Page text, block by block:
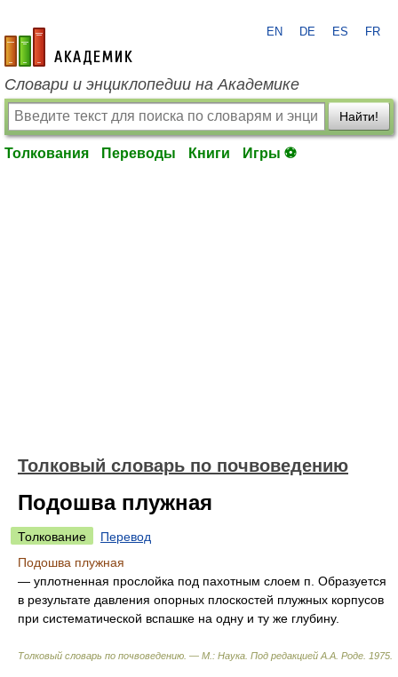
academic.ru
EN DE ES FR
Словари и энциклопедии на Академике
Найти!
Толкования Переводы Книги Игры ⚽
Толковый словарь по почвоведению
Подошва плужная
Толкование
Перевод
Подошва плужная
— уплотненная прослойка под пахотным слоем п. Образуется
в результате давления опорных плоскостей плужных корпусов
при систематической вспашке на одну и ту же глубину.
Толковый словарь по почвоведению. — М.: Наука Под редакцией А.А. Роде 1975